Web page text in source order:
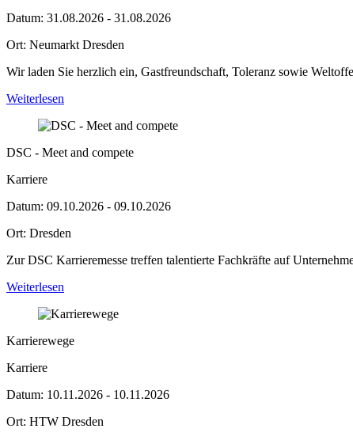
Datum: 31.08.2026 - 31.08.2026
Ort: Neumarkt Dresden
Wir laden Sie herzlich ein, Gastfreundschaft, Toleranz sowie
Weiterlesen
DSC - Meet and compete
Karriere
Datum: 09.10.2026 - 09.10.2026
Ort: Dresden
Zur DSC Karrieremesse treffen talentierte Fachkräfte auf
Weiterlesen
Karrierewege
Karriere
Datum: 10.11.2026 - 10.11.2026
Ort: HTW Dresden